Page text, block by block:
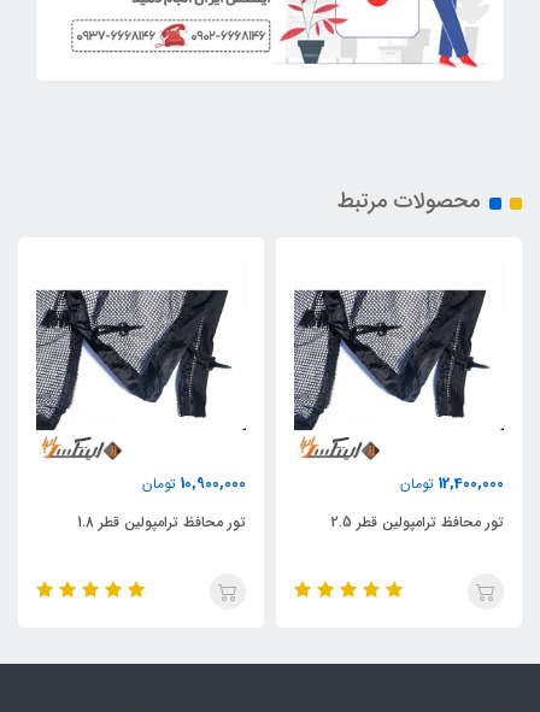
محصولات مرتبط
12,400,000 تومان
تور محافظ ترامپولین قطر 2.5
10,900,000 تومان
تور محافظ ترامپولین قطر 1.8